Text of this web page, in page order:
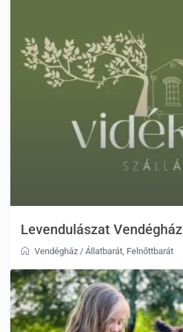
Levendulászat Vendégház
Vendégház /Állatbarát Felnőttbarát